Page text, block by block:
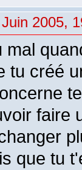
2005,
mal
tu créé
faire
que tu